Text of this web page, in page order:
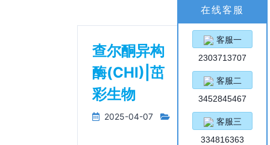
查尔酮异构
酶(CHI)|茁
彩生物
2025-04-07
在线客服
客服一
2303713707
客服二
3452845467
客服三
334816363